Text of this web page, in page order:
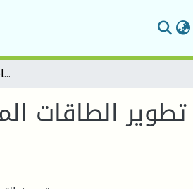
تطوير الطاقات المتجددة بين الأهداف الطموحة وتحديات التنفيذ- دراسة حالة برنامج التحول الطاقوي لألمانيا
تطوير الطاقات